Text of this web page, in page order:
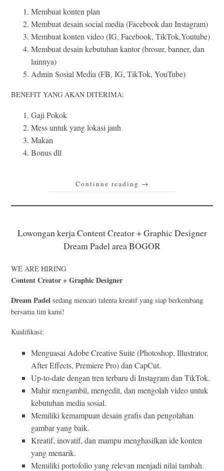
Membuat konten plan
Membuat desain social media (Facebook dan Instagram)
Membuat konten video (IG, Facebook, TikTok,Youtube)
Membuat desain kebutuhan kantor (brosur, banner, dan
lainnya)
Admin Sosial Media (FB, IG, TikTok, YouTube)
BENEFIT YANG AKAN DITERIMA:
Gaji Pokok
Mess untuk yang lokasi jauh
Makan
Bonus dll
Continue reading →
Lowongan kerja Content Creator + Graphic Designer
Dream Padel area BOGOR
WE ARE HIRING
Content Creator + Graphic Designer
Dream Padel sedang mencari talenta kreatif yang siap berkembang
bersama tim kami!
Kualifikasi:
Menguasai Adobe Creative Suite (Photoshop, Illustrator,
After Effects, Premiere Pro) dan CapCut.
Up-to-date dengan tren terbaru di Instagram dan TikTok.
Mahir mengambil, mengedit, dan mengolah video untuk
kebutuhan media sosial.
Memiliki kemampuan desain grafis dan pengolahan
gambar yang baik.
Kreatif, inovatif, dan mampu menghasilkan ide konten
yang menarik.
Memiliki portofolio yang relevan menjadi nilai tambah.